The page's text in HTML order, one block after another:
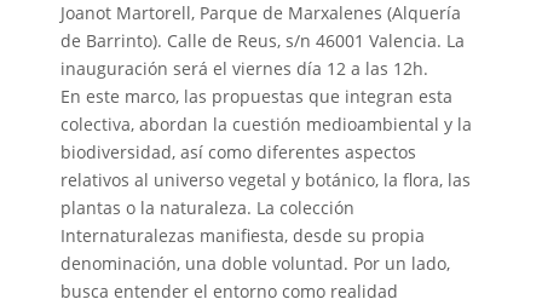
Joanot Martorell, Parque de Marxalenes (Alquería
de Barrinto). Calle de Reus, s/n 46001 Valencia. La
inauguración será el viernes día 12 a las 12h.
En este marco, las propuestas que integran esta
colectiva, abordan la cuestión medioambiental y la
biodiversidad, así como diferentes aspectos
relativos al universo vegetal y botánico, la flora, las
plantas o la naturaleza. La colección
Internaturalezas manifiesta, desde su propia
denominación, una doble voluntad. Por un lado,
busca entender el entorno como realidad